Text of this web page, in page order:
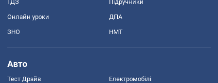
ГДЗ Підручники
Онлайн уроки ДПА
ЗНО НМТ
Авто
Тест Драйв Електромобілі